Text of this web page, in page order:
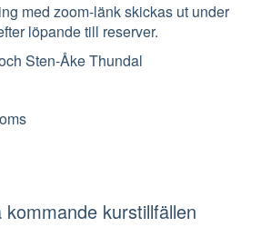
med zoom-länk skickas ut under
löpande till reserver.
Sten-Åke Thundal
kurstillfällen